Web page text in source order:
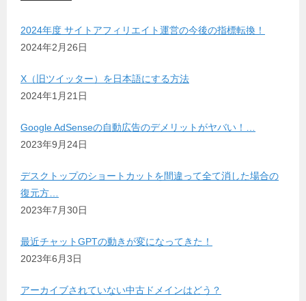
2024年度 サイトアフィリエイト運営の今後の指標転換！
2024年2月26日
X（旧ツイッター）を日本語にする方法
2024年1月21日
Google AdSenseの自動広告のデメリットがヤバい！…
2023年9月24日
デスクトップのショートカットを間違って全て消した場合の
復元方…
2023年7月30日
最近チャットGPTの動きが変になってきた！
2023年6月3日
アーカイブされていない中古ドメインはどう？